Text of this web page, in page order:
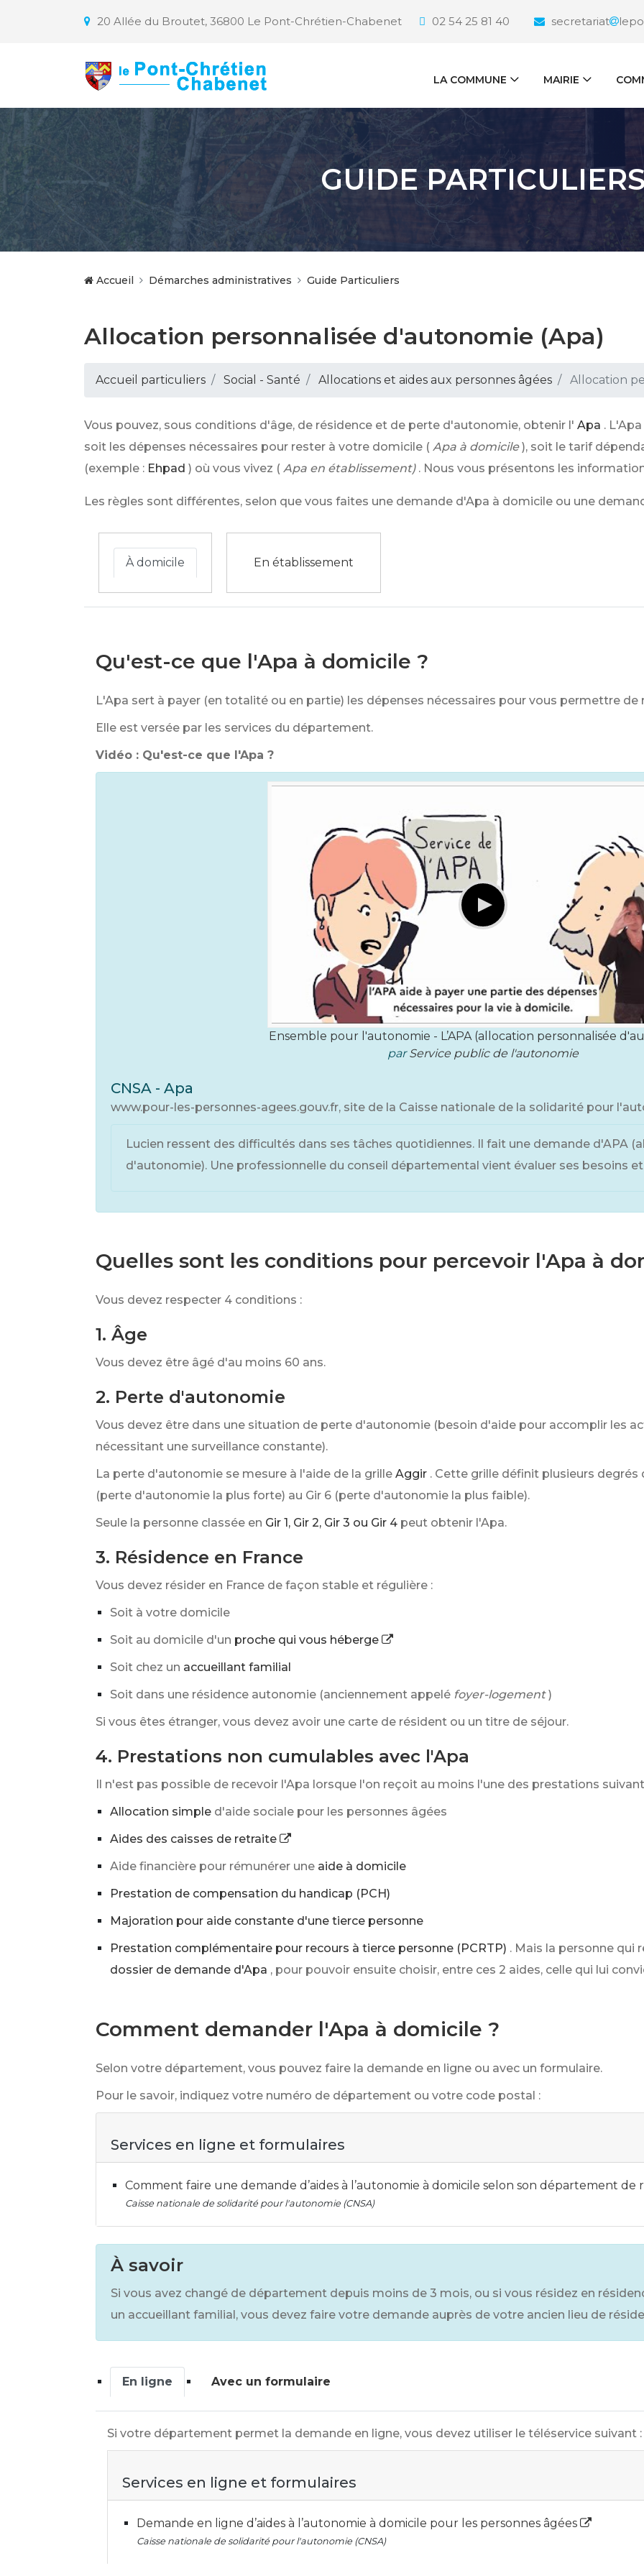
20 Allée du Broutet, 36800 Le Pont-Chrétien-Chabenet 02 54 25 81 40 secretariat
LA COMMUNE MAIRIE
GUIDE
Accueil Démarches administratives Guide Particuliers
Allocation personnalisée d'autonomie (Apa)
Accueil particuliers Social - Santé Allocations et aides aux personnes âgées Allocation
Vous pouvez, sous conditions d'âge, de résidence et de perte d'autonomie, obtenir l' Apa .
soit les dépenses nécessaires pour rester à votre domicile ( Apa à domicile ), soit le tarif
(exemple : Ehpad ) où vous vivez ( Apa en établissement) . Nous vous présentons les
Les règles sont différentes, selon que vous faites une demande d'Apa à domicile ou une
À domicile En établissement
Qu'est-ce que l'Apa à domicile ?
L'Apa sert à payer (en totalité ou en partie) les dépenses nécessaires pour vous permettre
Elle est versée par les services du département.
Vidéo : Qu'est-ce que l'Apa ?
Ensemble pour l'autonomie - L’APA (allocation personnalisée
parService public de l'autonomie
CNSA - Apa
www.pour-les-personnes-agees.gouv.fr, site de la Caisse nationale de la solidarité pour
Lucien ressent des difficultés dans ses tâches quotidiennes. Il fait une demande d'APA
d'autonomie). Une professionnelle du conseil départemental vient évaluer ses besoins
Quelles sont les conditions pour percevoir l'Apa à
Vous devez respecter 4 conditions :
1. Âge
Vous devez être âgé d'au moins 60 ans.
2. Perte d'autonomie
Vous devez être dans une situation de perte d'autonomie (besoin d'aide pour accomplir les
nécessitant une surveillance constante).
La perte d'autonomie se mesure à l'aide de la grille Aggir . Cette grille définit plusieurs
(perte d'autonomie la plus forte) au Gir 6 (perte d'autonomie la plus faible).
Seule la personne classée en Gir 1, Gir 2, Gir 3 ou Gir 4 peut obtenir l'Apa.
3. Résidence en France
Vous devez résider en France de façon stable et régulière :
Soit à votre domicile
Soit au domicile d'un proche qui vous héberge
Soit chez un accueillant familial
Soit dans une résidence autonomie (anciennement appelé foyer-logement )
Si vous êtes étranger, vous devez avoir une carte de résident ou un titre de séjour.
4. Prestations non cumulables avec l'Apa
Il n'est pas possible de recevoir l'Apa lorsque l'on reçoit au moins l'une des prestations
Allocation simple d'aide sociale pour les personnes âgées
Aides des caisses de retraite
Aide financière pour rémunérer une aide à domicile
Prestation de compensation du handicap (PCH)
Majoration pour aide constante d'une tierce personne
Prestation complémentaire pour recours à tierce personne (PCRTP) . Mais la personne qui
dossier de demande d'Apa , pour pouvoir ensuite choisir, entre ces 2 aides, celle qui lui
Comment demander l'Apa à domicile ?
Selon votre département, vous pouvez faire la demande en ligne ou avec un formulaire.
Pour le savoir, indiquez votre numéro de département ou votre code postal :
Services en ligne et formulaires
Comment faire une demande d’aides à l’autonomie à domicile selon son département de
Caisse nationale de solidarité pour l'autonomie (CNSA)
À savoir
Si vous avez changé de département depuis moins de 3 mois, ou si vous résidez en
un accueillant familial, vous devez faire votre demande auprès de votre ancien lieu de
En ligne Avec un formulaire
Si votre département permet la demande en ligne, vous devez utiliser le téléservice suivant :
Services en ligne et formulaires
Demande en ligne d’aides à l’autonomie à domicile pour les personnes âgées
Caisse nationale de solidarité pour l'autonomie (CNSA)